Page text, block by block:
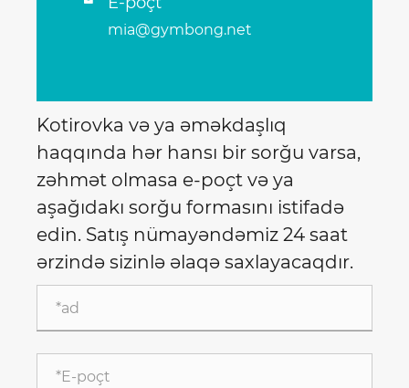
mia@gymbong.net
Kotirovka və ya əməkdaşlıq
haqqında hər hansı bir sorğu varsa,
zəhmət olmasa e-poçt və ya
aşağıdakı sorğu formasını istifadə
edin. Satış nümayəndəmiz 24 saat
ərzində sizinlə əlaqə saxlayacaqdır.